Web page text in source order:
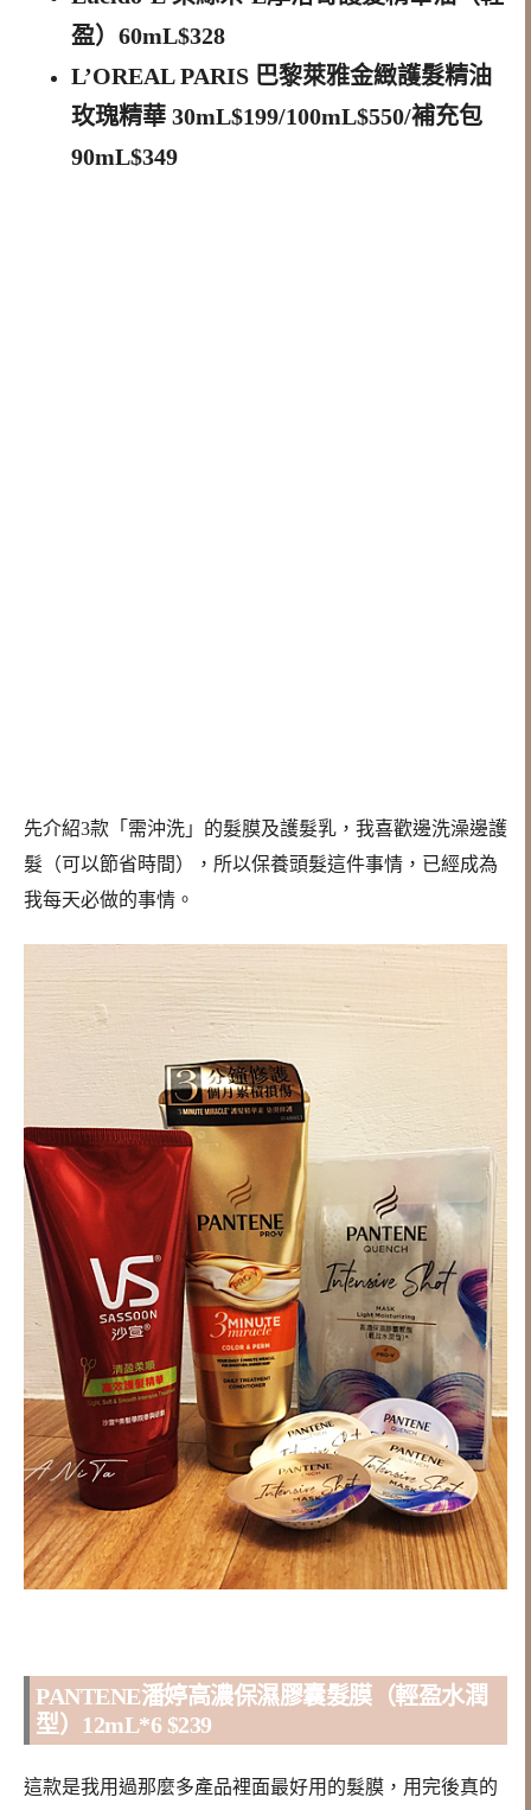
盈）60mL$328
L’OREAL PARIS 巴黎萊雅金緻護髮精油
玫瑰精華 30mL$199/100mL$550/補充包
90mL$349
先介紹3款「需沖洗」的髮膜及護髮乳，我喜歡邊洗澡邊護
髮（可以節省時間），所以保養頭髮這件事情，已經成為
我每天必做的事情。
PANTENE潘婷高濃保濕膠囊髮膜（輕盈水潤
型）12mL*6 $239
這款是我用過那麼多產品裡面最好用的髮膜，用完後真的